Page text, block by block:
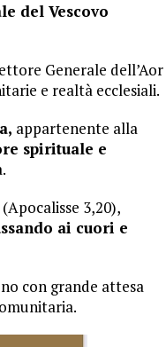
del Vescovo
Generale dell’Aor
e realtà ecclesiali.
appartenente alla
spirituale e
3,20),
ai cuori e
con grande attesa